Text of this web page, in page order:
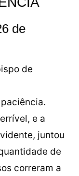
de
de
e a
juntou
de
correram a